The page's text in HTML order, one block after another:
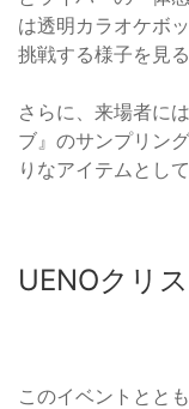
は透明カラオケボ
挑戦する様子を見
さらに、来場者に
ブ』のサンプリン
りなアイテムとし
UENOクリ
このイベントとと